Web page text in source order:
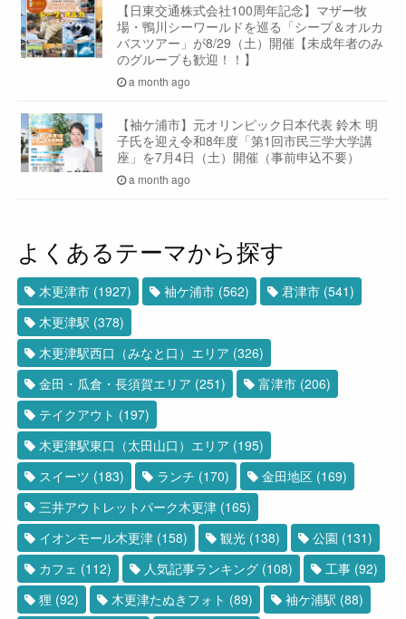
【日東交通株式会社100周年記念】マザー牧
場・鴨川シーワールドを巡る「シープ＆オルカ
バスツアー」が8/29（土）開催【未成年者のみ
のグループも歓迎！！】
a month ago
【袖ケ浦市】元オリンピック日本代表 鈴木 明
子氏を迎え令和8年度「第1回市民三学大学講
座」を7月4日（土）開催（事前申込不要）
a month ago
よくあるテーマから探す
木更津市 (1927) 袖ケ浦市 (562) 君津市 (541)
木更津駅 (378)
木更津駅西口（みなと口）エリア (326)
金田・瓜倉・長須賀エリア (251) 富津市 (206)
テイクアウト (197)
木更津駅東口（太田山口）エリア (195)
スイーツ (183) ランチ (170) 金田地区 (169)
三井アウトレットパーク木更津 (165)
イオンモール木更津 (158) 観光 (138) 公園 (131)
カフェ (112) 人気記事ランキング (108) 工事 (92)
狸 (92) 木更津たぬきフォト (89) 袖ケ浦駅 (88)